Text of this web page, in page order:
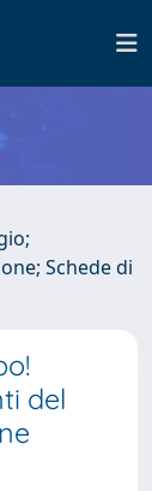
Schede di
del